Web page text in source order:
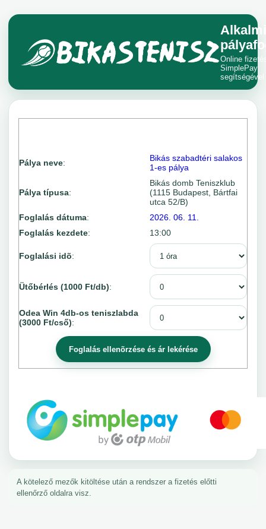
Alkalmi
Online
SimplePay
segítségével.
Pálya neve:
Bikás szabadtéri salakos
1-es pálya
Pálya típusa:
Bikás domb Teniszklub
(1115 Budapest, Bártfai
utca 52/B)
Foglalás dátuma:
2026. 06. 11.
Foglalás kezdete: 13:00
Foglalási idõ:
Ütőbérlés (1000 Ft/db):
Odea Win 4db-os teniszlabda
(3000 Ft/cső):
A kötelező mezők kitöltése után a rendszer a fizetés előtti
ellenőrző oldalra visz.